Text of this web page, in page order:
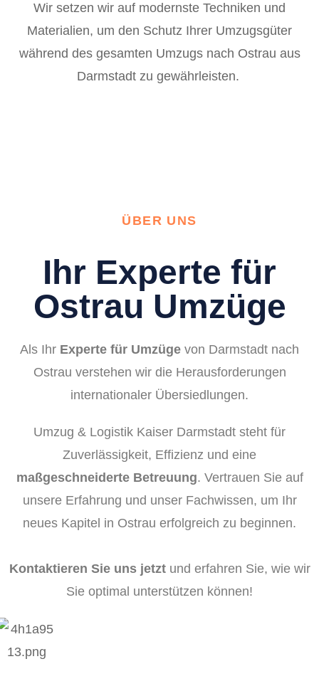
Wir setzen wir auf modernste Techniken und
Materialien, um den Schutz Ihrer Umzugsgüter
während des gesamten Umzugs nach Ostrau aus
Darmstadt zu gewährleisten.
ÜBER UNS
Ihr Experte für
Ostrau Umzüge
Als Ihr Experte für Umzüge von Darmstadt nach
Ostrau verstehen wir die Herausforderungen
internationaler Übersiedlungen.
Umzug & Logistik Kaiser Darmstadt steht für
Zuverlässigkeit, Effizienz und eine
maßgeschneiderte Betreuung. Vertrauen Sie auf
unsere Erfahrung und unser Fachwissen, um Ihr
neues Kapitel in Ostrau erfolgreich zu beginnen.
Kontaktieren Sie uns jetztund erfahren Sie, wie wir
Sie optimal unterstützen können!